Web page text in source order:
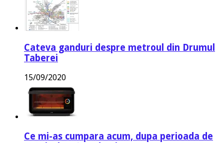
Cateva ganduri despre metroul din Drumul
Taberei
15/09/2020
Ce mi-as cumpara acum, dupa perioada de